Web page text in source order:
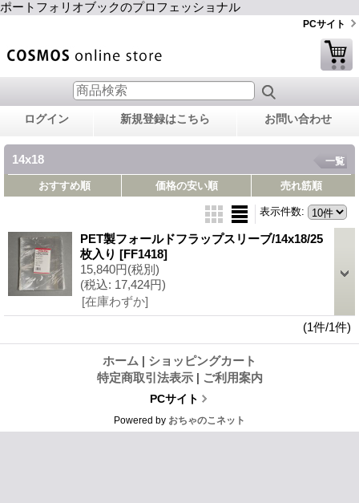
ポートフォリオブックのプロフェッショナル
PCサイト
ログイン 新規登録はこちら お問い合わせ
14x18 一覧
おすすめ順 価格の安い順 売れ筋順
表示件数:
PET製フォールドフラップスリーブ/14x18/25
枚入り [FF1418]
15,840円(税別)
(税込: 17,424円)
[在庫わずか]
(1件/1件)
ホーム | ショッピングカート
特定商取引法表示 | ご利用案内
PCサイト
Powered by おちゃのこネット